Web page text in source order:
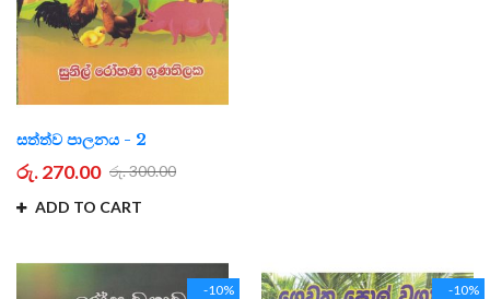
සත්ත්ව පාලනය - 2
රු. 270.00 රු. 300.00
ADD TO CART
-10% -10%